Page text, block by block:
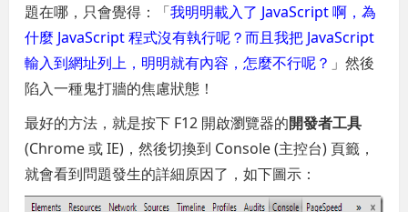
題在哪，只會覺得：「我明明載入了 JavaScript 啊，為
什麼 JavaScript 程式沒有執行呢？而且我把 JavaScript
輸入到網址列上，明明就有內容，怎麼不行呢？ 」然後
陷入一種鬼打牆的焦慮狀態！
最好的方法，就是按下 F12 開啟瀏覽器的開發者工具
(Chrome 或 IE)，然後切換到 Console (主控台) 頁籤，
就會看到問題發生的詳細原因了，如下圖示：